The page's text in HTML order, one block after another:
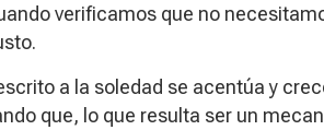
verificamos que no
a la soledad se acentúa y
que, lo que resulta ser un